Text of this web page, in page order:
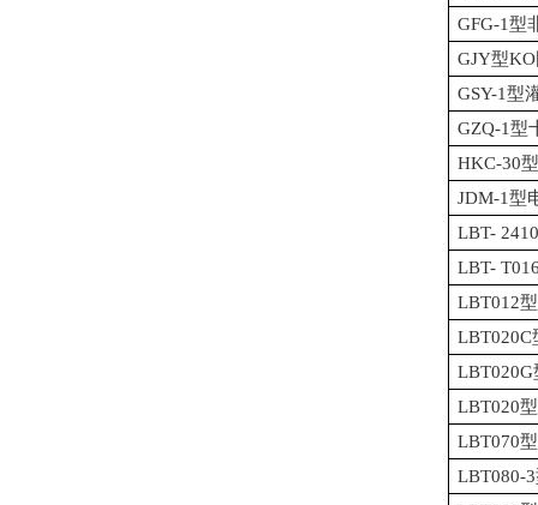
GFG-1型
GJY型
GSY-1型
GZQ-1型
HKC-30
JDM-1型
LBT-
LBT-
LBT012
LBT020C
LBT020
LBT070
LBT080-